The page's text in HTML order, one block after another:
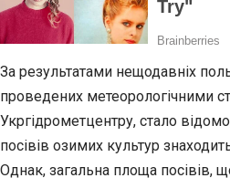
За результатами нещодавніх
проведених метеорологічними
Укргідрометцентру, стало
посівів озимих культур
Однак, загальна площа посівів,